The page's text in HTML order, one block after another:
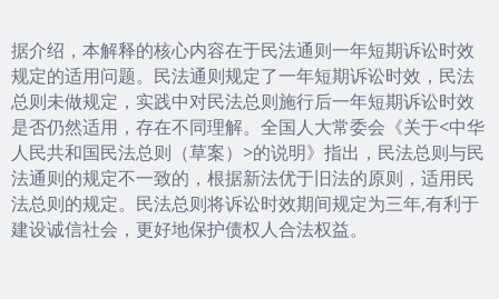
据介绍，本解释的核心内容在于民法通则一年短期诉讼时效
规定的适用问题。民法通则规定了一年短期诉讼时效，民法
总则未做规定，实践中对民法总则施行后一年短期诉讼时效
是否仍然适用，存在不同理解。全国人大常委会《关于<中华
人民共和国民法总则（草案）>的说明》指出，民法总则与民
法通则的规定不一致的，根据新法优于旧法的原则，适用民
法总则的规定。民法总则将诉讼时效期间规定为三年,有利于
建设诚信社会，更好地保护债权人合法权益。